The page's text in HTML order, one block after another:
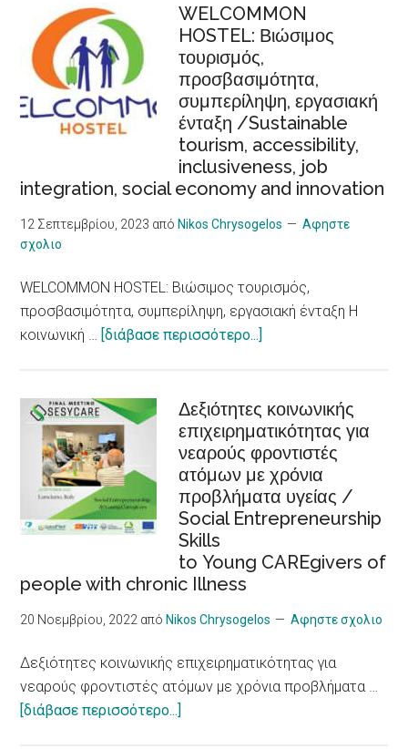
καύσωνα
προκαλούν
αυξημένο
κίνδυνο
για
καρδιακά
προβλήματα,
δείχνει
νέα
έρευνα/
an
Increased
Risk
Problems,
New
Research
Shows
WELCOMMON
HOSTEL: Βιώσιμος
τουρισμός,
προσβασιμότητα,
συμπερίληψη, εργασιακή
ένταξη /Sustainable
tourism, accessibility,
inclusiveness, job
integration, social economy and innovation
12 Σεπτεμβρίου, 2023 από Nikos Chrysogelos
Αφηστε
σχολιο
WELCOMMON HOSTEL: Βιώσιμος τουρισμός,
προσβασιμότητα, συμπερίληψη, εργασιακή ένταξη Η
κοινωνική … [διάβασε περισσότερο...]
Βιώσιμος
τουρισμός,
προσβασιμότητα,
συμπερίληψη,
εργασιακή
ένταξη
tourism,
inclusiveness,
integration,
social
Δεξιότητες κοινωνικής
επιχειρηματικότητας για
νεαρούς φροντιστές
ατόμων με χρόνια
προβλήματα υγείας /
Social Entrepreneurship
Skills
to Young CAREgivers of
people with chronic Illness
20 Νοεμβρίου, 2022 από Nikos Chrysogelos Αφηστε σχολιο
Δεξιότητες κοινωνικής επιχειρηματικότητας για
νεαρούς φροντιστές ατόμων με χρόνια προβλήματα …
[διάβασε περισσότερο...]